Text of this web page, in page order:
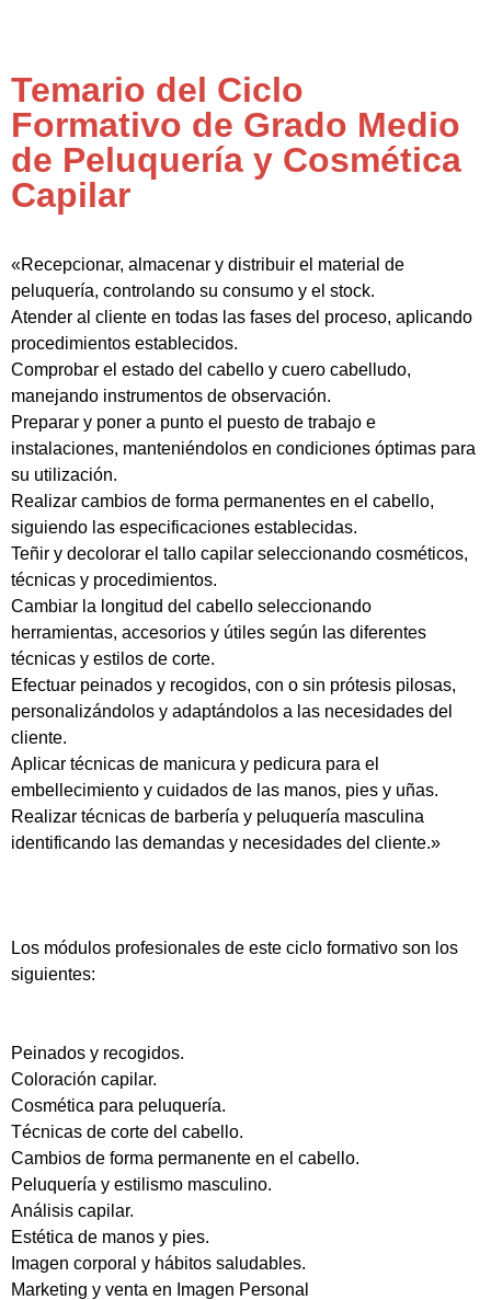
Temario del Ciclo
Formativo de Grado Medio
de Peluquería y Cosmética
Capilar
«Recepcionar, almacenar y distribuir el material de
peluquería, controlando su consumo y el stock.
Atender al cliente en todas las fases del proceso, aplicando
procedimientos establecidos.
Comprobar el estado del cabello y cuero cabelludo,
manejando instrumentos de observación.
Preparar y poner a punto el puesto de trabajo e
instalaciones, manteniéndolos en condiciones óptimas para
su utilización.
Realizar cambios de forma permanentes en el cabello,
siguiendo las especificaciones establecidas.
Teñir y decolorar el tallo capilar seleccionando cosméticos,
técnicas y procedimientos.
Cambiar la longitud del cabello seleccionando
herramientas, accesorios y útiles según las diferentes
técnicas y estilos de corte.
Efectuar peinados y recogidos, con o sin prótesis pilosas,
personalizándolos y adaptándolos a las necesidades del
cliente.
Aplicar técnicas de manicura y pedicura para el
embellecimiento y cuidados de las manos, pies y uñas.
Realizar técnicas de barbería y peluquería masculina
identificando las demandas y necesidades del cliente.»
Los módulos profesionales de este ciclo formativo son los
siguientes:
Peinados y recogidos.
Coloración capilar.
Cosmética para peluquería.
Técnicas de corte del cabello.
Cambios de forma permanente en el cabello.
Peluquería y estilismo masculino.
Análisis capilar.
Estética de manos y pies.
Imagen corporal y hábitos saludables.
Marketing y venta en Imagen Personal